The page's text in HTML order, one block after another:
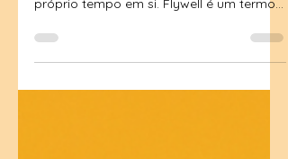
Impulsionar uma marca
próprio tempo em si. Flywell é um termo
aplicado à gestão de negócios. Um...